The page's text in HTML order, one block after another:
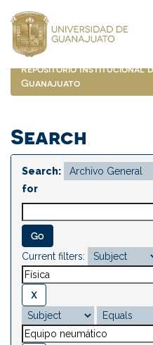
navigation
Repositorio Institucional
Guanajuato
Search
Search:
for
Current filters: